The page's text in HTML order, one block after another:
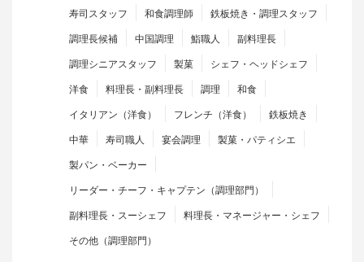
寿司スタッフ
和食調理師
鉄板焼き・調理スタッフ
調理長候補
中国調理 鮨職人
副料理長
調理シニアスタッフ
製菓
シェフ・ヘッドシェフ
洋食
料理長・副料理長 調理
和食
イタリアン（洋食）
フレンチ（洋食）
鉄板焼き
中華
寿司職人 宴会調理
製菓・パティシエ
製パン・ベーカー
リーダー・チーフ・キャプテン（調理部門）
副料理長・スーシェフ
料理長・マネージャー・シェフ
その他（調理部門）